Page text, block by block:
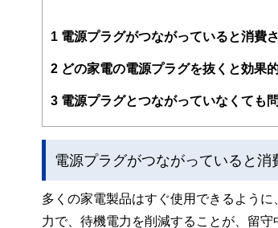
案から記事掲載まですべての工程に関
FinancialFieldの特徴は、ファイナンシ
ー、公認会計士、社会保険労務士、行
私たちは、快適でより良い生活のアイ
1 電源プラグがつながっていると消費
2 どの家電の電源プラグを抜くと効果
3 電源プラグとつながっていなくても
電源プラグがつながっていると消
多くの家電製品はすぐ使用できるよう
力で、待機電力を削減することが、留守